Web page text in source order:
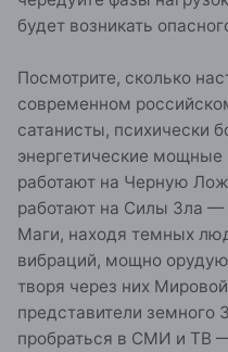
будет возникать
Посмотрите, сколько
современном
сатанисты, психически
энергетические
работают на Черную
работают на Силы Зла
Маги, находя темных
вибраций, мощно
творя через них
представители земного
пробраться в СМИ и ТВ